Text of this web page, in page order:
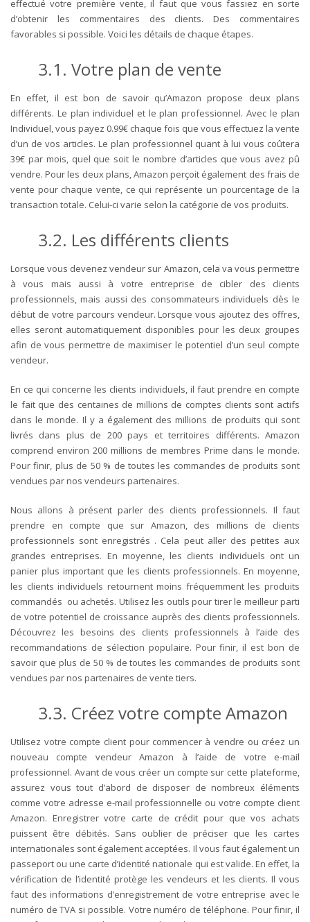
effectué votre première vente, il faut que vous fassiez en sorte
d’obtenir les commentaires des clients. Des commentaires
favorables si possible. Voici les détails de chaque étapes.
3.1. Votre plan de vente
En effet, il est bon de savoir qu’Amazon propose deux plans
différents. Le plan individuel et le plan professionnel. Avec le plan
Individuel, vous payez 0.99€ chaque fois que vous effectuez la vente
d’un de vos articles. Le plan professionnel quant à lui vous coûtera
39€ par mois, quel que soit le nombre d’articles que vous avez pû
vendre. Pour les deux plans, Amazon perçoit également des frais de
vente pour chaque vente, ce qui représente un pourcentage de la
transaction totale. Celui-ci varie selon la catégorie de vos produits.
3.2. Les différents clients
Lorsque vous devenez vendeur sur Amazon, cela va vous permettre
à vous mais aussi à votre entreprise de cibler des clients
professionnels, mais aussi des consommateurs individuels dès le
début de votre parcours vendeur. Lorsque vous ajoutez des offres,
elles seront automatiquement disponibles pour les deux groupes
afin de vous permettre de maximiser le potentiel d’un seul compte
vendeur.
En ce qui concerne les clients individuels, il faut prendre en compte
le fait que des centaines de millions de comptes clients sont actifs
dans le monde. Il y a également des millions de produits qui sont
livrés dans plus de 200 pays et territoires différents. Amazon
comprend environ 200 millions de membres Prime dans le monde.
Pour finir, plus de 50 % de toutes les commandes de produits sont
vendues par nos vendeurs partenaires.
Nous allons à présent parler des clients professionnels. Il faut
prendre en compte que sur Amazon, des millions de clients
professionnels sont enregistrés . Cela peut aller des petites aux
grandes entreprises. En moyenne, les clients individuels ont un
panier plus important que les clients professionnels. En moyenne,
les clients individuels retournent moins fréquemment les produits
commandés ou achetés. Utilisez les outils pour tirer le meilleur parti
de votre potentiel de croissance auprès des clients professionnels.
Découvrez les besoins des clients professionnels à l’aide des
recommandations de sélection populaire. Pour finir, il est bon de
savoir que plus de 50 % de toutes les commandes de produits sont
vendues par nos partenaires de vente tiers.
3.3. Créez votre compte Amazon
Utilisez votre compte client pour commencer à vendre ou créez un
nouveau compte vendeur Amazon à l’aide de votre e-mail
professionnel. Avant de vous créer un compte sur cette plateforme,
assurez vous tout d’abord de disposer de nombreux éléments
comme votre adresse e-mail professionnelle ou votre compte client
Amazon. Enregistrer votre carte de crédit pour que vos achats
puissent être débités. Sans oublier de préciser que les cartes
internationales sont également acceptées. Il vous faut également un
passeport ou une carte d’identité nationale qui est valide. En effet, la
vérification de l’identité protège les vendeurs et les clients. Il vous
faut des informations d’enregistrement de votre entreprise avec le
numéro de TVA si possible. Votre numéro de téléphone. Pour finir, il